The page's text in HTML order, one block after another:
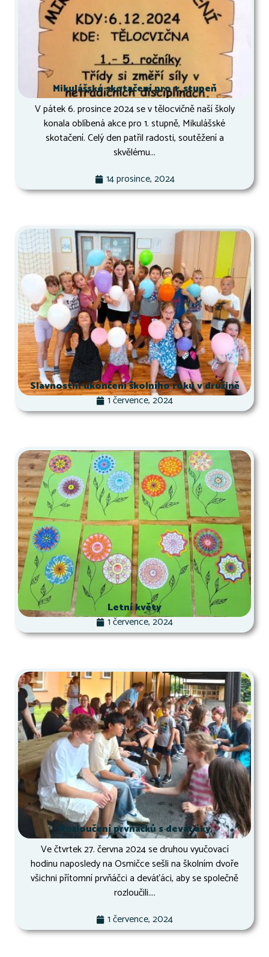
Mikulášské skotačení pro 1. stupeň
V pátek 6. prosince 2024 se v tělocvičně naší školy
konala oblíbená akce pro 1. stupně, Mikulášské
skotačení. Celý den patřil radosti, soutěžení a
skvělému...
14 prosince, 2024
Slavnostní ukončení školního roku v družině
1 července, 2024
Letní květy
1 července, 2024
Rozloučení prvňáčků s deváťáky
Ve čtvrtek 27. června 2024 se druhou vyučovací
hodinu naposledy na Osmičce sešli na školním dvoře
všichni přítomní prvňáčci a deváťáci, aby se společně
rozloučili....
1 července, 2024